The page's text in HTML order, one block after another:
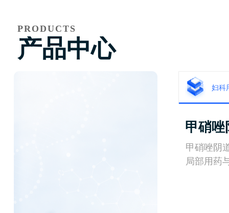
产品中心
PRODUCTS
妇科
甲硝唑
甲硝唑阴
局部用药